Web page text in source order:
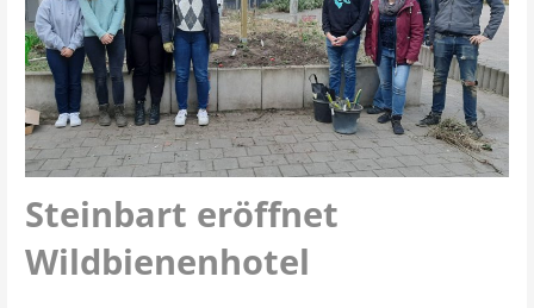
Steinbart eröffnet
Wildbienenhotel